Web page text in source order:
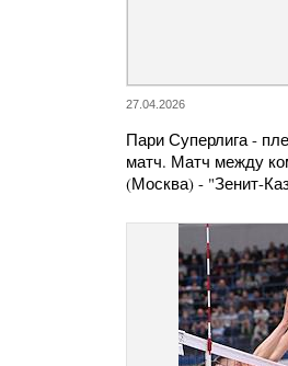
27.04.2026
Пари Суперлига -
матч. Матч между
(Москва) - "Зенит-